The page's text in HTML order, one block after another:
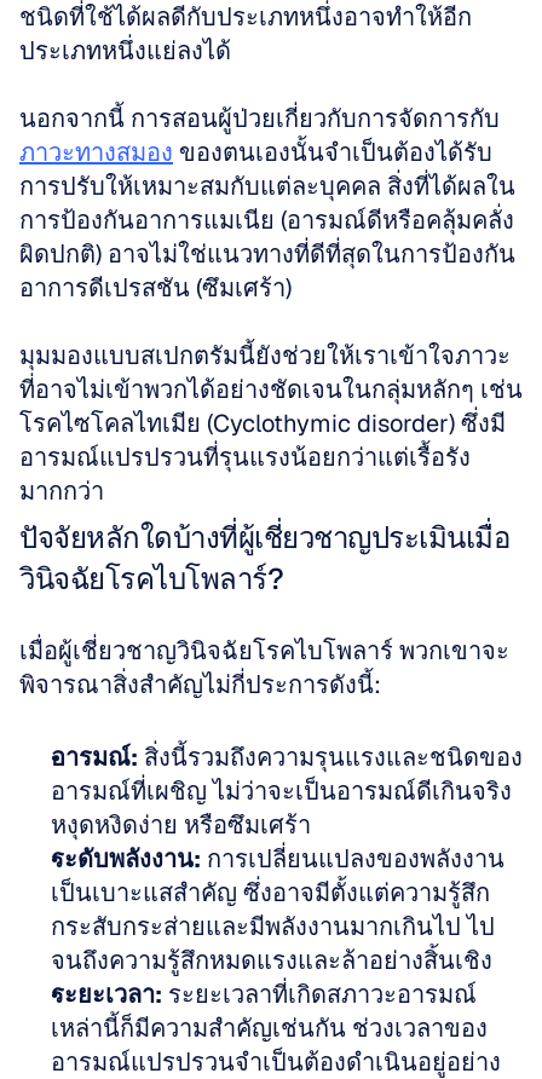
ชนิดที่ใช้ได้ผลดีกับประเภทหนึ่งอาจทำให้อีก
ประเภทหนึ่งแย่ลงได้
ภาวะทางสมอง ของตนเองนั้นจำเป็นต้องได้รับ
การปรับให้เหมาะสมกับแต่ละบุคคล สิ่งที่ได้ผลใน
การป้องกันอาการแมเนีย (อารมณ์ดีหรือคลุ้มคลั่ง
ผิดปกติ) อาจไม่ใช่แนวทางที่ดีที่สุดในการป้องกัน
อาการดีเปรสชัน (ซึมเศร้า)
มุมมองแบบสเปกตรัมนี้ยังช่วยให้เราเข้าใจภาวะ
ที่อาจไม่เข้าพวกได้อย่างชัดเจนในกลุ่มหลักๆ เช่น
โรคไซโคลไทเมีย (Cyclothymic disorder) ซึ่งมี
อารมณ์แปรปรวนที่รุนแรงน้อยกว่าแต่เรื้อรัง
มากกว่า
ปัจจัยหลักใดบ้างที่ผู้เชี่ยวชาญประเมินเมื่อ
วินิจฉัยโรคไบโพลาร์?
เมื่อผู้เชี่ยวชาญวินิจฉัยโรคไบโพลาร์ พวกเขาจะ
พิจารณาสิ่งสำคัญไม่กี่ประการดังนี้:
อารมณ์: สิ่งนี้รวมถึงความรุนแรงและชนิดของ
อารมณ์ที่เผชิญ ไม่ว่าจะเป็นอารมณ์ดีเกินจริง
หงุดหงิดง่าย หรือซึมเศร้า
ระดับพลังงาน: การเปลี่ยนแปลงของพลังงาน
เป็นเบาะแสสำคัญ ซึ่งอาจมีตั้งแต่ความรู้สึก
กระสับกระส่ายและมีพลังงานมากเกินไป ไป
จนถึงความรู้สึกหมดแรงและล้าอย่างสิ้นเชิง
ระยะเวลา: ระยะเวลาที่เกิดสภาวะอารมณ์
เหล่านี้ก็มีความสำคัญเช่นกัน ช่วงเวลาของ
อารมณ์แปรปรวนจำเป็นต้องดำเนินอยู่อย่าง